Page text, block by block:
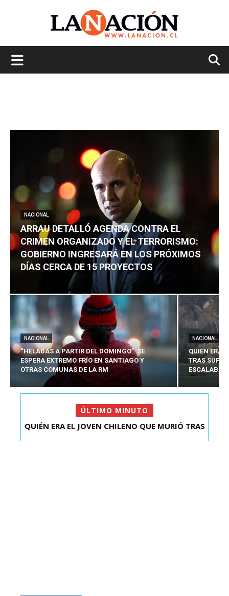
NACIONAL
ARRAU DETALLÓ AGENDA CONTRA EL
CRIMEN ORGANIZADO Y EL TERRORISMO:
GOBIERNO INGRESARÁ EN LOS PRÓXIMOS
DÍAS CERCA DE 15 PROYECTOS
NACIONAL
“HELADAS A PARTIR DEL DOMINGO”: SE
ESPERA EXTREMO FRÍO EN SANTIAGO Y
OTRAS COMUNAS DE LA RM
NACIONAL
QUIÉN ERA
TRAS
ESCALABA
ÚLTIMO MINUTO
ARRAU DETALLÓ AGENDA CONTRA EL CRIMEN
QUIÉN ERA EL JOVEN CHILENO QUE MURIÓ TRAS